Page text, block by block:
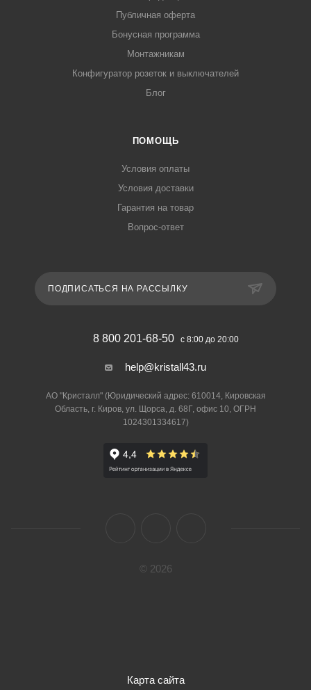
Публичная оферта
Бонусная программа
Монтажникам
Конфигуратор розеток и выключателей
Блог
ПОМОЩЬ
Условия оплаты
Условия доставки
Гарантия на товар
Вопрос-ответ
ПОДПИСАТЬСЯ НА РАССЫЛКУ
8 800 201-68-50 с 8:00 до 20:00
help@kristall43.ru
АО "Кристалл" (Юридический адрес: 610014, Кировская
Область, г. Киров, ул. Щорса, д. 68Г, офис 10, ОГРН
1024301334617)
© 2026
Карта сайта